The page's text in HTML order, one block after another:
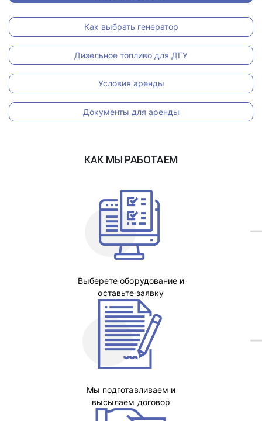
Как выбрать генератор
Дизельное топливо для ДГУ
Условия аренды
Документы для аренды
КАК МЫ РАБОТАЕМ
Выберете оборудование и
оставьте заявку
Мы подготавливаем и
высылаем договор